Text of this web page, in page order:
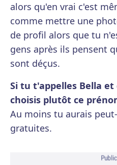
alors qu'en vrai c'est
comme mettre une
de profil alors que tu
gens après ils pensent
sont déçus.
Si tu t'appelles Bella
choisis plutôt ce
Au moins tu aurais
gratuites.